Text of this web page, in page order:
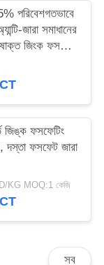
পরিবেশগতভাবে
জারা সমাধানের
জিংক ফসফেট
জিঙ্ক ফসফেটিং
দস্তা ফসফেট জারা
KG MOQ:1 কেজি
সব